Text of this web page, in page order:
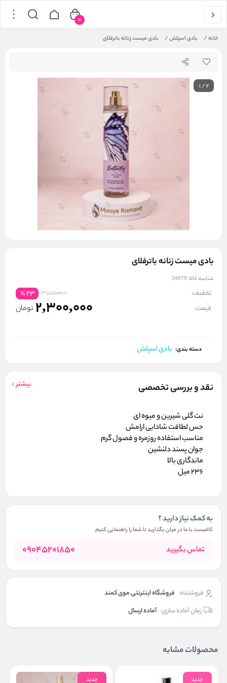
خانه/ بادی اسپلش/ بادی میست زنانه باترفلای
0
1/2
بادی میست زنانه باترفلای
شناسه کالا: 34979
تخفیف: 3000000
23
%
قیمت: 2,300,000 تومان
دسته بندی: بادی اسپلش
نقد و بررسی تخصصی بیشتر
نت گلی شیرین و میوه ای
حس لطافت شادابی ارامش
مناسب استفاده روزمره و فصول گرم
جوان پسند دلنشین
ماندگاری بالا
236 میل
به کمک نیاز دارید ؟
کافیست با ما در میان بگذارید تا شما را راهنمایی کنیم
تماس بگیرید 09045201850
فروشنده: فروشگاه اینترنتی موی کمند
زمان آماده سازی: آماده ارسال
محصولات مشابه
جدید جدید